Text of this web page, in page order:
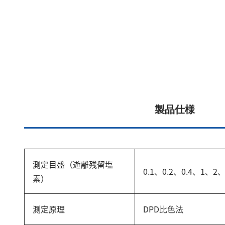
製品仕様
測定目盛（遊離残留塩
素）
0.1、0.2、0.4、1、2
測定原理 DPD比色法